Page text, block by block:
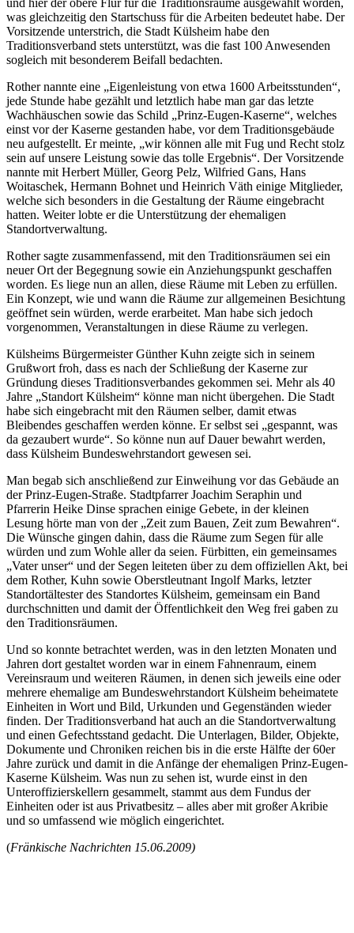
was gleichzeitig den Startschuss für die Arbeiten bedeutet habe. Der
Vorsitzende unterstrich, die Stadt Külsheim habe den
Traditionsverband stets unterstützt, was die fast 100 Anwesenden
sogleich mit besonderem Beifall bedachten.
Rother nannte eine „Eigenleistung von etwa 1600 Arbeitsstunden“,
jede Stunde habe gezählt und letztlich habe man gar das letzte
Wachhäuschen sowie das Schild „Prinz-Eugen-Kaserne“, welches
einst vor der Kaserne gestanden habe, vor dem Traditionsgebäude
neu aufgestellt. Er meinte, „wir können alle mit Fug und Recht stolz
sein auf unsere Leistung sowie das tolle Ergebnis“. Der Vorsitzende
nannte mit Herbert Müller, Georg Pelz, Wilfried Gans, Hans
Woitaschek, Hermann Bohnet und Heinrich Väth einige Mitglieder,
welche sich besonders in die Gestaltung der Räume eingebracht
hatten. Weiter lobte er die Unterstützung der ehemaligen
Standortverwaltung.
Rother sagte zusammenfassend, mit den Traditionsräumen sei ein
neuer Ort der Begegnung sowie ein Anziehungspunkt geschaffen
worden. Es liege nun an allen, diese Räume mit Leben zu erfüllen.
Ein Konzept, wie und wann die Räume zur allgemeinen Besichtung
geöffnet sein würden, werde erarbeitet. Man habe sich jedoch
vorgenommen, Veranstaltungen in diese Räume zu verlegen.
Külsheims Bürgermeister Günther Kuhn zeigte sich in seinem
Grußwort froh, dass es nach der Schließung der Kaserne zur
Gründung dieses Traditionsverbandes gekommen sei. Mehr als 40
Jahre „Standort Külsheim“ könne man nicht übergehen. Die Stadt
habe sich eingebracht mit den Räumen selber, damit etwas
Bleibendes geschaffen werden könne. Er selbst sei „gespannt, was
da gezaubert wurde“. So könne nun auf Dauer bewahrt werden,
dass Külsheim Bundeswehrstandort gewesen sei.
Man begab sich anschließend zur Einweihung vor das Gebäude an
der Prinz-Eugen-Straße. Stadtpfarrer Joachim Seraphin und
Pfarrerin Heike Dinse sprachen einige Gebete, in der kleinen
Lesung hörte man von der „Zeit zum Bauen, Zeit zum Bewahren“.
Die Wünsche gingen dahin, dass die Räume zum Segen für alle
würden und zum Wohle aller da seien. Fürbitten, ein gemeinsames
„Vater unser“ und der Segen leiteten über zu dem offiziellen Akt, bei
dem Rother, Kuhn sowie Oberstleutnant Ingolf Marks, letzter
Standortältester des Standortes Külsheim, gemeinsam ein Band
durchschnitten und damit der Öffentlichkeit den Weg frei gaben zu
den Traditionsräumen.
Und so konnte betrachtet werden, was in den letzten Monaten und
Jahren dort gestaltet worden war in einem Fahnenraum, einem
Vereinsraum und weiteren Räumen, in denen sich jeweils eine oder
mehrere ehemalige am Bundeswehrstandort Külsheim beheimatete
Einheiten in Wort und Bild, Urkunden und Gegenständen wieder
finden. Der Traditionsverband hat auch an die Standortverwaltung
und einen Gefechtsstand gedacht. Die Unterlagen, Bilder, Objekte,
Dokumente und Chroniken reichen bis in die erste Hälfte der 60er
Jahre zurück und damit in die Anfänge der ehemaligen Prinz-Eugen-
Kaserne Külsheim. Was nun zu sehen ist, wurde einst in den
Unteroffizierskellern gesammelt, stammt aus dem Fundus der
Einheiten oder ist aus Privatbesitz – alles aber mit großer Akribie
und so umfassend wie möglich eingerichtet.
(Fränkische Nachrichten 15.06.2009)